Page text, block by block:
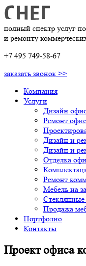
полный спектр услуг
и ремонту
+7 495 749-58-67
заказать звонок >>
Компания
Услуги
Дизайн
Ремонт
Дизайн и
Дизайн и
Отделка
Ремонт
Мебель на
Стеклянные
Продажа
Портфолио
Контакты
Проект офиса